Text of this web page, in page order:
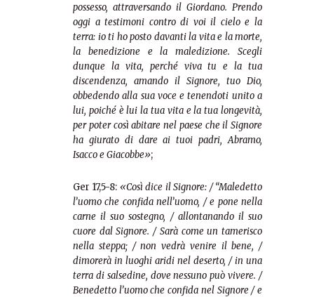
possesso, attraversando il Giordano. Prendo
oggi a testimoni contro di voi il cielo e la
terra: io ti ho posto davanti la vita e la morte,
la benedizione e la maledizione. Scegli
dunque la vita, perché viva tu e la tua
discendenza, amando il Signore, tuo Dio,
obbedendo alla sua voce e tenendoti unito a
lui, poiché è lui la tua vita e la tua longevità,
per poter così abitare nel paese che il Signore
ha giurato di dare ai tuoi padri, Abramo,
Isacco e Giacobbe»;
Ger 17,5-8: «Così dice il Signore: / “Maledetto
l’uomo che confida nell’uomo, / e pone nella
carne il suo sostegno, / allontanando il suo
cuore dal Signore. / Sarà come un tamerisco
nella steppa; / non vedrà venire il bene, /
dimorerà in luoghi aridi nel deserto, / in una
terra di salsedine, dove nessuno può vivere. /
Benedetto l’uomo che confida nel Signore / e